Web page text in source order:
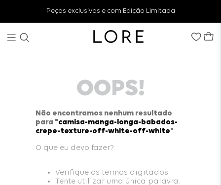
Peças exclusivas e com Edição Limitada
OOPS!
Não encontramos nenhum resultado
para "camisa-manga-longa-babados-
crepe-texture-off-white-off-white"
O que eu devo fazer?
Verifique os termos digitados.
Tente utilizar uma única palavra.